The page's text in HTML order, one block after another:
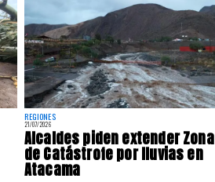
REGIONES
21/07/2026
Alcaldes piden extender Zona
de Catástrofe por lluvias en
Atacama